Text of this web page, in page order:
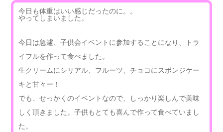
今日も体重はいい感じだったのに。。
やってしまいました。
今日は急遽、子供会イベントに参加することになり、トラ
イフルを作って食べました。
生クリームにシリアル、フルーツ、チョコにスポンジケー
キと甘々ー！
でも、せっかくのイベントなので、しっかり楽しんで美味
しく頂きました。子供もとても喜んで作って食べていまし
た。